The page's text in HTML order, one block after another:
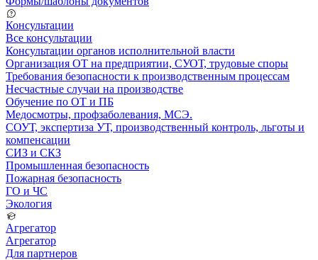
Консультации
Все консультации
Консультации органов исполнительной власти
Организация ОТ на предприятии, СУОТ, трудовые споры
Требования безопасности к производственным процессам
Несчастные случаи на производстве
Обучение по ОТ и ПБ
Медосмотры, профзаболевания, МСЭ.
СОУТ, экспертиза УТ, производственный контроль, льготы и
компенсации
СИЗ и СКЗ
Промышленная безопасность
Пожарная безопасность
ГО и ЧС
Экология
Агрегатор
Агрегатор
Для партнеров